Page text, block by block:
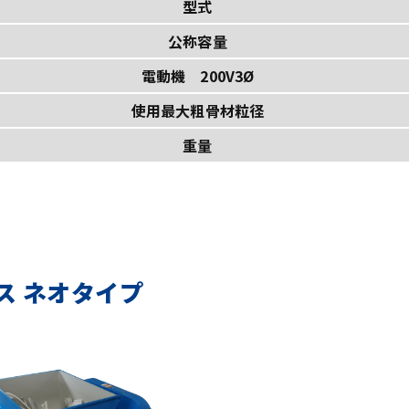
型式
公称容量
電動機 200V3Ø
使用最大粗骨材粒径
重量
ネオタイプ